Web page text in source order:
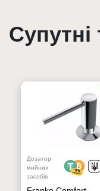
Супутні
Дозатор
мийних
засобів